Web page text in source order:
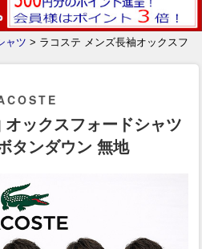
ャツ > ラコステ メンズ長袖オックスフ
ックスフォードシャツ
タンダウン 無地